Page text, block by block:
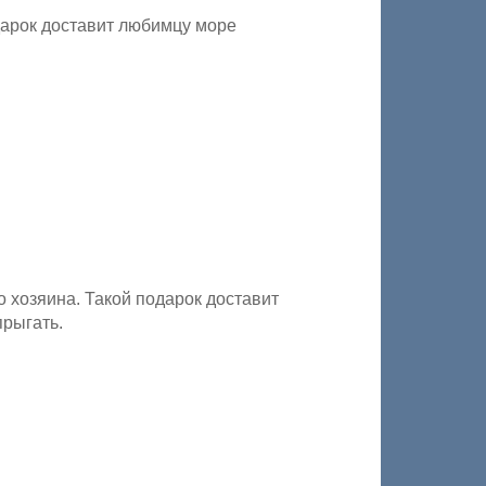
доставит любимцу море
Такой подарок доставит